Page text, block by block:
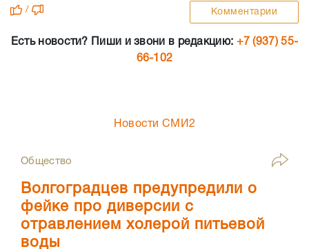
/ Комментарии
Есть новости? Пиши и звони в редакцию: +7 (937) 55-
66-102
Новости СМИ2
Общество
Волгоградцев предупредили о
фейке про диверсии с
отравлением холерой питьевой
воды